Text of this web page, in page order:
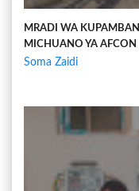
MRADI WA
MICHUANO YA
Soma Zaidi